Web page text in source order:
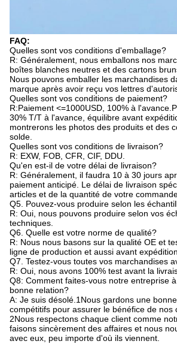
FAQ:
Quelles sont vos conditions d'emballage?
R: Généralement, nous emballons nos
boîtes blanches neutres et des cartons
Nous pouvons emballer les marchandises
marque après avoir reçu vos lettres
Quelles sont vos conditions de paiement?
R:Paiement <=1000USD, 100% à
30% T/T à l'avance, équilibre avant
montrerons les photos des produits et des
solde.
Quelles sont vos conditions de livraison?
R: EXW, FOB, CFR, CIF, DDU.
Qu'en est-il de votre délai de livraison?
R: Généralement, il faudra 10 à 30 jours
paiement anticipé. Le délai de livraison
articles et de la quantité de votre
Q5. Pouvez-vous produire selon les
R: Oui, nous pouvons produire selon vos
techniques.
Q6. Quelle est votre norme de qualité?
R: Nous nous basons sur la qualité OE et
ligne de production et aussi avant expédition.
Q7. Testez-vous toutes vos marchandises
R: Oui, nous avons 100% test avant la
Q8: Comment faites-vous notre entreprise
bonne relation?
A: Je suis désolé.1Nous gardons une
compétitifs pour assurer le bénéfice de nos
2Nous respectons chaque client comme
faisons sincèrement des affaires et nous
avec eux, peu importe d'où ils viennent.